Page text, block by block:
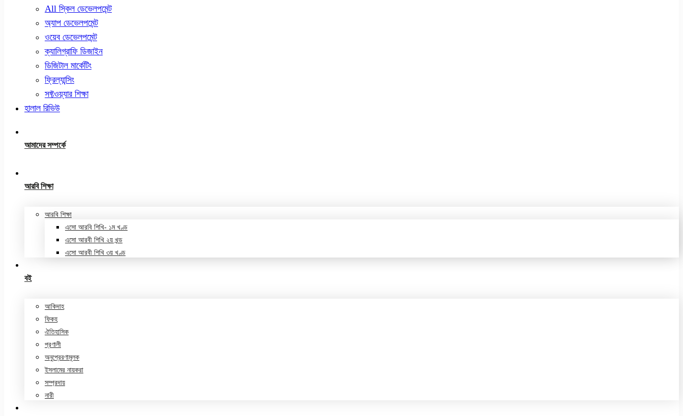
All স্কিল ডেভেলপমেন্ট
অ্যাপ ডেভেলপমেন্ট
ওয়েব ডেভেলপমেন্ট
ক্যালিগ্রাফি ডিজাইন
ডিজিটাল মার্কেটিং
ফ্রিল্যান্সিং
সফ্টওয়্যার শিক্ষা
হালাল রিভিউ
আমাদের সম্পর্কে
আরবি শিক্ষা
আরবি শিক্ষা
এসো আরবি শিখি- ১ম খণ্ড
এসো আরবী শিখি ২য় খন্ড
এসো আরবী শিখি ৩য় খণ্ড
বই
আকিদাহ
ফিকহ
ঐতিহাসিক
প্রণালী
অনুপ্রেরণামূলক
ইসলামের নায়করা
সম্প্রদায়
নারী